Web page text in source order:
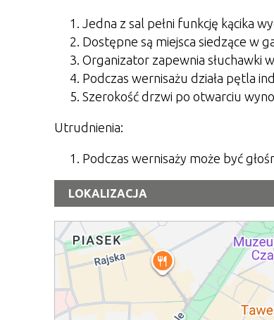
Jedna z sal pełni funkcję kącika
Dostępne są miejsca siedzące w
Organizator zapewnia słuchawki
Podczas wernisażu działa pętla
Szerokość drzwi po otwarciu
Utrudnienia:
Podczas wernisaży może być
LOKALIZACJA